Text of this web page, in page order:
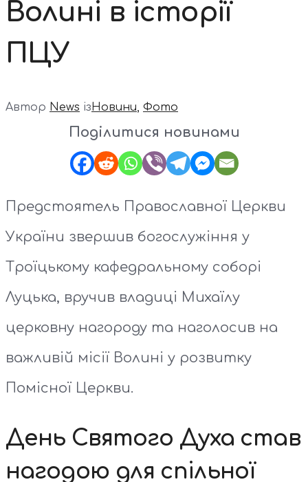
Волині в історії
ПЦУ
Автор News ізНовини, Фото
Поділитися новинами
Предстоятель Православної Церкви
України звершив богослужіння у
Троїцькому кафедральному соборі
Луцька, вручив владиці Михаїлу
церковну нагороду та наголосив на
важливій місії Волині у розвитку
Помісної Церкви.
День Святого Духа став
нагодою для спільної